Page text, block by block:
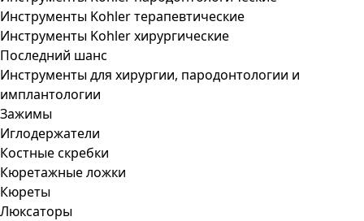
Инструменты Kohler терапевтические
Инструменты Kohler хирургические
Последний шанс
Инструменты для хирургии, пародонтологии и
имплантологии
Зажимы
Иглодержатели
Костные скребки
Кюретажные ложки
Кюреты
Люксаторы